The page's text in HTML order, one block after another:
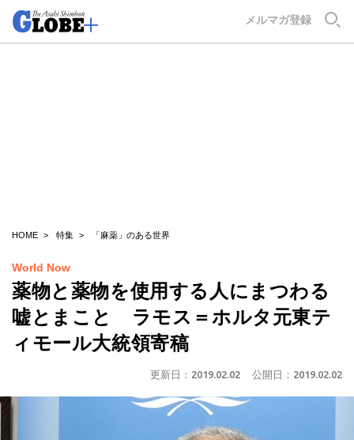
メルマガ登録
HOME 特集 「麻薬」のある世界
World Now
薬物と薬物を使用する人にまつわる
嘘とまこと ラモス＝ホルタ元東テ
ィモール大統領寄稿
更新日： 2019.02.02 公開日： 2019.02.02